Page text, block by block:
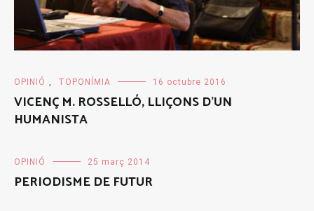
OPINIÓ , TOPONÍMIA 16 octubre 2016
VICENÇ M. ROSSELLÓ, LLIÇONS D’UN
HUMANISTA
OPINIÓ 25 març 2014
PERIODISME DE FUTUR